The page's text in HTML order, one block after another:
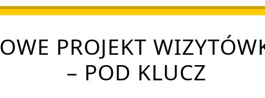
PROJEKT
– POD KLUCZ